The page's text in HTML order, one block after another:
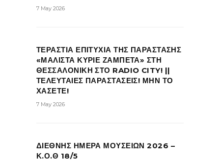
7 May 2026
ΤΕΡΑΣΤΙΑ ΕΠΙΤΥΧΙΑ ΤΗΣ ΠΑΡΑΣΤΑΣΗΣ
«ΜΑΛΙΣΤΑ ΚΥΡΙΕ ΖΑΜΠΕΤΑ» ΣΤΗ
ΘΕΣΣΑΛΟΝΙΚΗ ΣΤΟ RADIO CITY! ||
ΤΕΛΕΥΤΑΙΕΣ ΠΑΡΑΣΤΑΣΕΙΣ! ΜΗΝ ΤΟ
ΧΑΣΕΤΕ!
7 May 2026
ΔΙΕΘΝΗΣ ΗΜΕΡΑ ΜΟΥΣΕΙΩΝ 2026 –
Κ.Ο.Θ 18/5